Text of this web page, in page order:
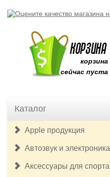
корзина
сейчас пуста
Каталог
Apple продукция
Автозвук и электроника
Аксессуары для спорта